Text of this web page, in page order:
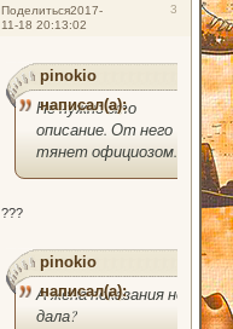
Поделиться 3
2017-
11-18 20:13:02
pinokio
написал(а):
Не нужно это
описание. От него
тянет официозом.
???
pinokio
написал(а):
А жена показания не
дала?